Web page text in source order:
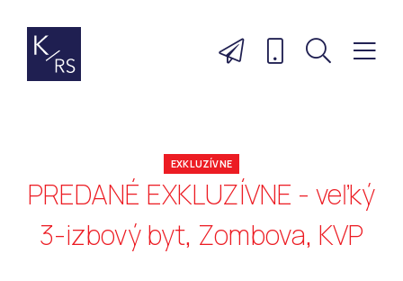
EXKLUZÍVNE
PREDANÉ EXKLUZÍVNE - veľký
3-izbový byt, Zombova, KVP